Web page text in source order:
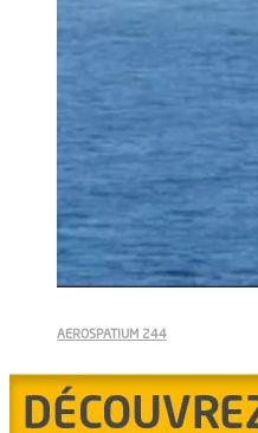
AEROSPATIUM 244